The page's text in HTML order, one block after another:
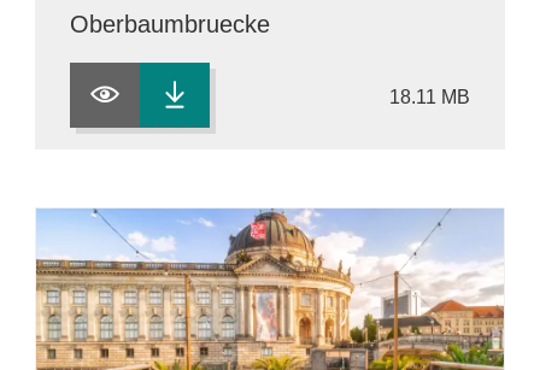
Oberbaumbruecke
18.11 MB